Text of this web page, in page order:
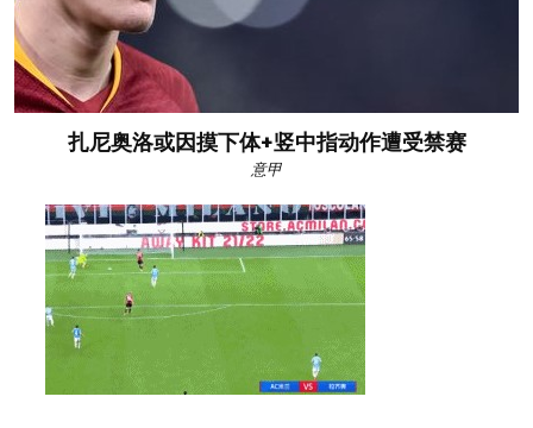
扎尼奥洛或因摸下体+竖中指动作遭受禁赛
意甲